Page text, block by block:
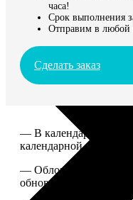
часа!
Срок выполнения
Отправим в
Сделать заказ
— В календаре 13
календарной сеткой.
— Обложка для
обновляем каждый год.